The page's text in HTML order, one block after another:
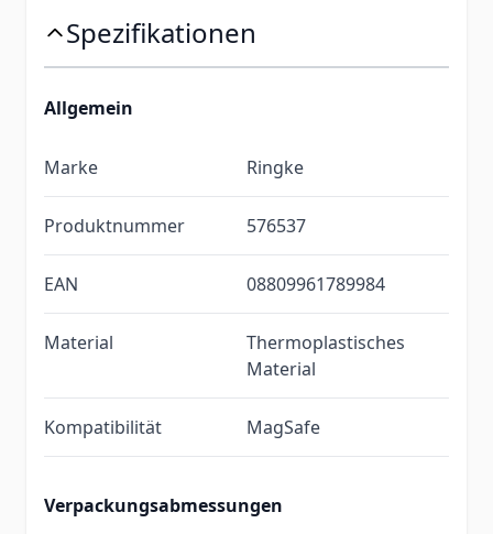
Spezifikationen
Allgemein
Marke Ringke
Produktnummer 576537
EAN 08809961789984
Material
Thermoplastisches
Material
Kompatibilität MagSafe
Verpackungsabmessungen